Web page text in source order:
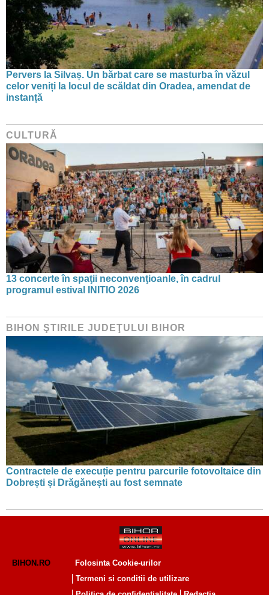
Pervers la Silvaș. Un bărbat care se masturba în văzul
celor veniți la locul de scăldat din Oradea, amendat de
instanță
CULTURĂ
13 concerte în spaţii neconvenţioanle, în cadrul
programul estival INITIO 2026
BIHON ŞTIRILE JUDEŢULUI BIHOR
Contractele de execuție pentru parcurile fotovoltaice din
Dobrești și Drăgănești au fost semnate
BIHON.RO
Folosinta Cookie-urilor
Termeni si conditii de utilizare